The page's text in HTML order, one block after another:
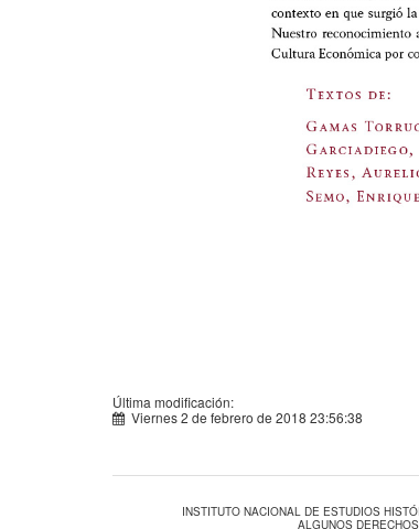
Última modificación:
Viernes 2 de febrero de 2018 23:56:38
INSTITUTO NACIONAL DE ESTUDIOS
ALGUNOS